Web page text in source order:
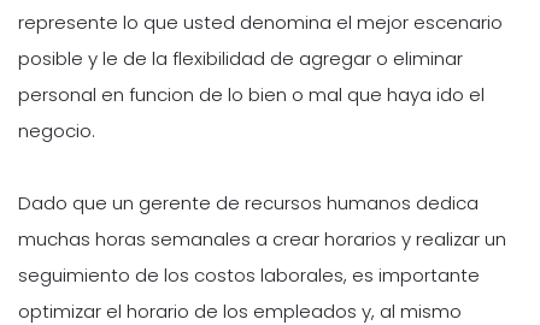
represente lo que usted denomina el mejor escenario
posible y le de la flexibilidad de agregar o eliminar
personal en funcion de lo bien o mal que haya ido el
negocio.
Dado que un gerente de recursos humanos dedica
muchas horas semanales a crear horarios y realizar un
seguimiento de los costos laborales, es importante
optimizar el horario de los empleados y, al mismo